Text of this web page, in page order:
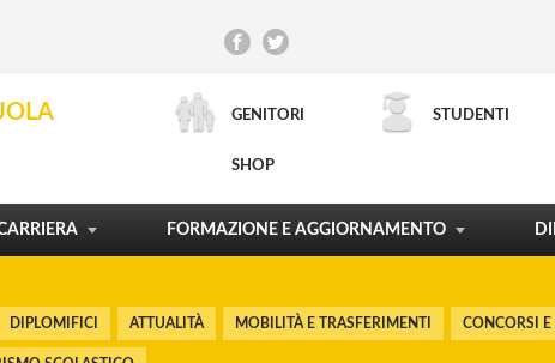
GENITORI STUDENTI
SHOP
MOSTRA TUTTO
CONCORSI E RECLUTAMENTO CONTRATTO DI LAVORO
MOSTRA TUTTO
FORMAZIONE E AGGIORNAMENTO
MOSTRA TUTTO
INCARICHI DI DOCENZA SCUOLA E TERRITORIO
MOSTRA TUTTO
RICERCA AVANZATA
DIPLOMIFICI ATTUALITÀ MOBILITÀ E TRASFERIMENTI CONCORSI E